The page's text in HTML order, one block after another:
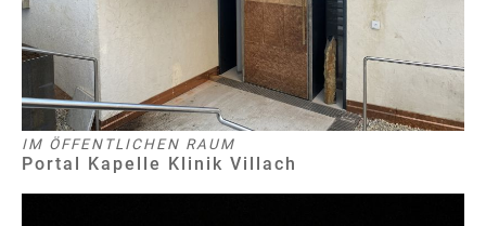
IM ÖFFENTLICHEN RAUM
Portal Kapelle Klinik Villach